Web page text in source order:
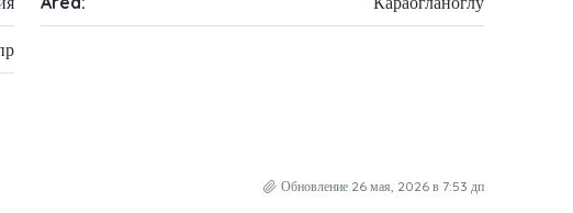
Обновление 26 мая, 2026 в 7:53 дп